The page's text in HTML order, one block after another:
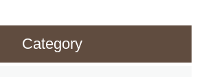
Category